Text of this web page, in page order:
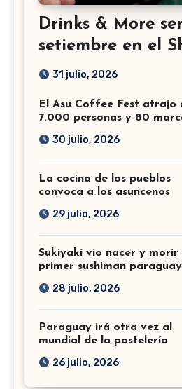
Drinks & More
setiembre en el
31 julio, 2026
El Asu Coffee Fest atrajo
7.000 personas y 80
30 julio, 2026
La cocina de los pueblos
convoca a los asuncenos
29 julio, 2026
Sukiyaki vio nacer y morir
primer sushiman
28 julio, 2026
Paraguay irá otra vez al
mundial de la pastelería
26 julio, 2026